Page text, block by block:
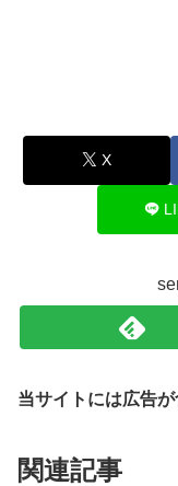
X
当サイトには広告が
関連記事